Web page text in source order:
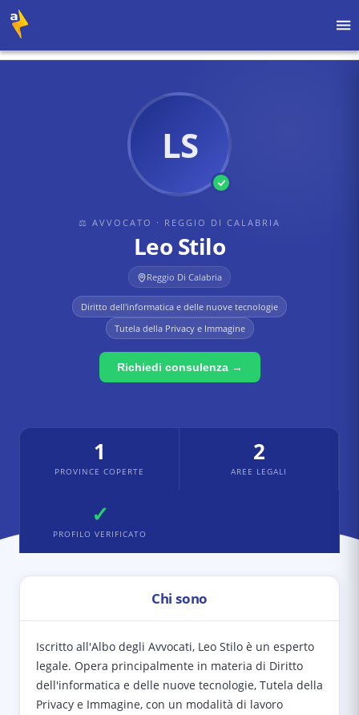
LS
⚖ AVVOCATO · REGGIO DI CALABRIA
Leo Stilo
Reggio Di Calabria
Diritto dell'informatica e delle nuove tecnologie
Tutela della Privacy e Immagine
Richiedi consulenza →
1
PROVINCE COPERTE
2
AREE LEGALI
✓
PROFILO VERIFICATO
Chi sono
Iscritto all'Albo degli Avvocati, Leo Stilo è un esperto
legale. Opera principalmente in materia di Diritto
dell'informatica e delle nuove tecnologie, Tutela della
Privacy e Immagine, con un modalità di lavoro